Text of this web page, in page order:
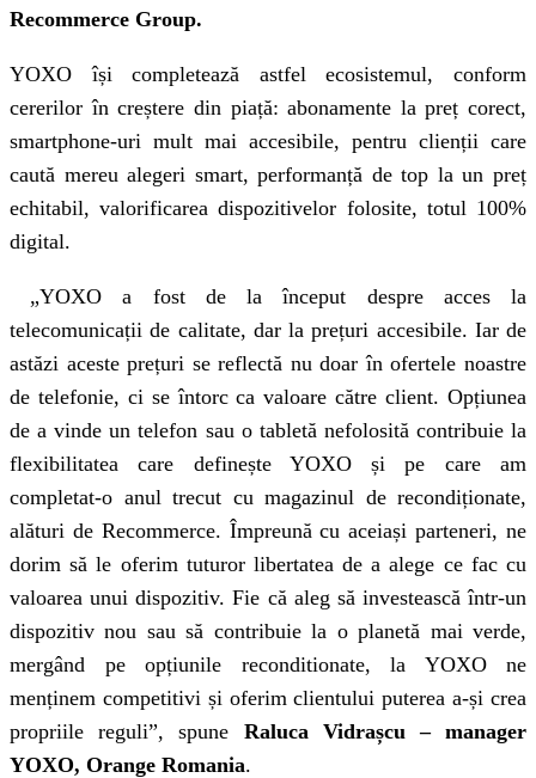
Recommerce Group.
YOXO își completează astfel ecosistemul, conform
cererilor în creștere din piață: abonamente la preț corect,
smartphone-uri mult mai accesibile, pentru clienții care
caută mereu alegeri smart, performanță de top la un preț
echitabil, valorificarea dispozitivelor folosite, totul 100%
digital.
„YOXO a fost de la început despre acces la
telecomunicații de calitate, dar la prețuri accesibile. Iar de
astăzi aceste prețuri se reflectă nu doar în ofertele noastre
de telefonie, ci se întorc ca valoare către client. Opțiunea
de a vinde un telefon sau o tabletă nefolosită contribuie la
flexibilitatea care definește YOXO și pe care am
completat-o anul trecut cu magazinul de recondiționate,
alături de Recommerce. Împreună cu aceiași parteneri, ne
dorim să le oferim tuturor libertatea de a alege ce fac cu
valoarea unui dispozitiv. Fie că aleg să investească într-un
dispozitiv nou sau să contribuie la o planetă mai verde,
mergând pe opțiunile reconditionate, la YOXO ne
menținem competitivi și oferim clientului puterea a-și crea
propriile reguli”, spune Raluca Vidrașcu – manager
YOXO, Orange Romania.